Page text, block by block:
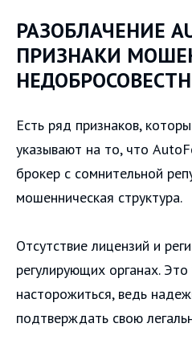
РАЗОБЛАЧЕНИЕ
ПРИЗНАКИ
Есть ряд признаков,
указывают на то, что
брокер с сомнительной
мошенническая структура.
Отсутствие лицензий и
регулирующих органах.
насторожиться, ведь
подтверждать свою